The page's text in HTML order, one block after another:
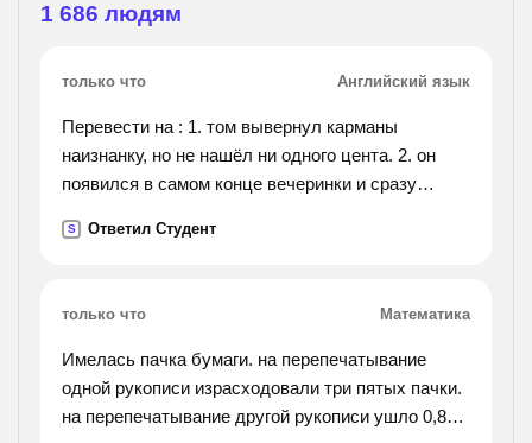
1 686 людям
только что Английский язык
Перевести на : 1. том вывернул карманы
наизнанку, но не нашёл ни одного цента. 2. он
появился в самом конце вечеринки и сразу
выключите магнитофоны и запишите то, что вы
фортепьяно не всегда интересно. 5. мне бы
хотелось, чтобы ты сделал звук телевизора
потише.
S Ответил Студент
только что Математика
Имелась пачка бумаги. на перепечатывание
одной рукописи израсходовали три пятых пачки.
на перепечатывание другой рукописи ушло 0,8